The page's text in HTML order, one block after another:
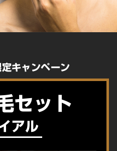
定キャンペーン
セット
アル